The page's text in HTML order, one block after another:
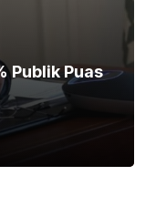
Publik Puas